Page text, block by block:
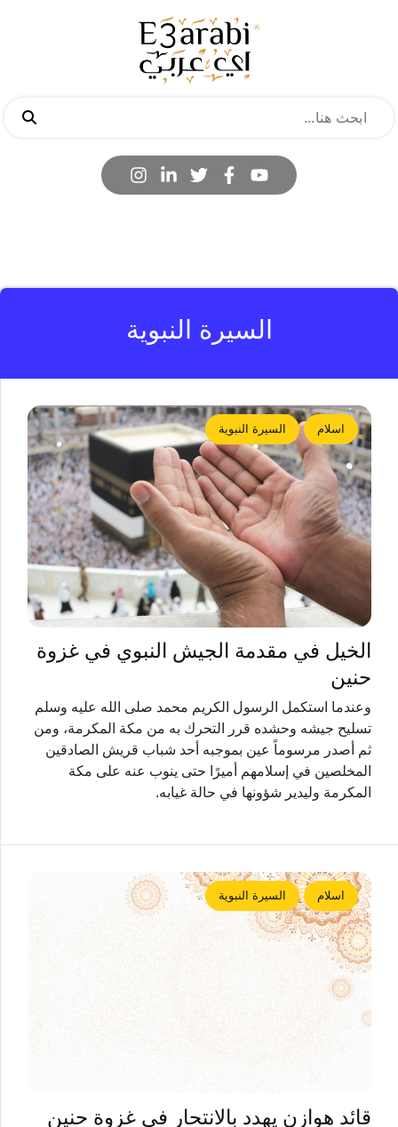
السيرة النبوية
اسلام السيرة النبوية
الخيل في مقدمة الجيش النبوي في غزوة
حنين
وعندما استكمل الرسول الكريم محمد صلى الله عليه وسلم
تسليح جيشه وحشده قرر التحرك به من مكة المكرمة، ومن
ثم أصدر مرسوماً عين بموجبه أحد شباب قريش الصادقين
المخلصين في إسلامهم أميرًا حتى ينوب عنه على مكة
المكرمة وليدير شؤونها في حالة غيابه.
اسلام السيرة النبوية
قائد هوازن يهدد بالانتحار في غزوة حنين